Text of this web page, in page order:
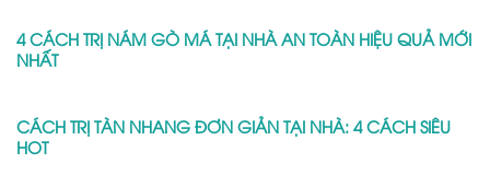
4 CÁCH TRỊ NÁM GÒ MÁ TẠI NHÀ AN TOÀN HIỆU QUẢ MỚI
NHẤT
CÁCH TRỊ TÀN NHANG ĐƠN GIẢN TẠI NHÀ: 4 CÁCH SIÊU
HOT